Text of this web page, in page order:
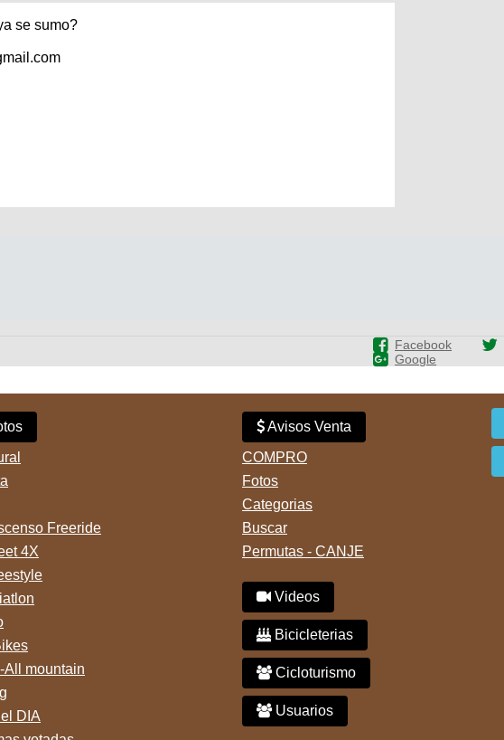
Facebook
Google
se sumo?
Freeride
4X
All mountain
DIA
Avisos Venta
COMPRO
Fotos
Categorias
Buscar
Permutas - CANJE
Videos
Bicicleterias
Cicloturismo
Usuarios